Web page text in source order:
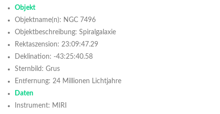
Objekt
Objektname(n): NGC 7496
Objektbeschreibung: Spiralgalaxie
Rektaszension: 23:09:47.29
Deklination: -43:25:40.58
Sternbild: Grus
Entfernung: 24 Millionen Lichtjahre
Daten
Instrument: MIRI